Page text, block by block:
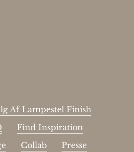
Af Lampestel Finish
Find Inspiration
Collab
Presse